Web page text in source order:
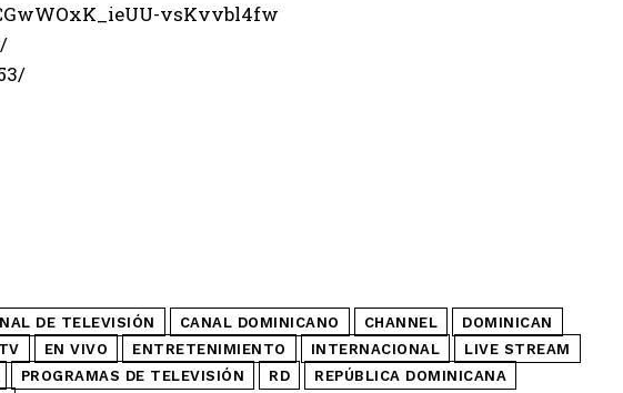
vsKvvbl4fw
DE TELEVISIÓN CANAL DOMINICANO CHANNEL
DOMINICAN
EN VIVO ENTRETENIMIENTO INTERNACIONAL
LIVE STREAM
PROGRAMAS DE TELEVISIÓN RD
REPÚBLICA DOMINICANA